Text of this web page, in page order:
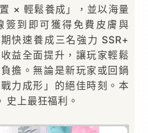
× 輕鬆養成」，並以海量
到即可獲得免費皮膚與
期快速養成三名強力 SSR+
益全面提升，讓玩家輕鬆
擔。無論是新玩家或回鍋
力成形」的絕佳時刻。本
史上最狂福利。